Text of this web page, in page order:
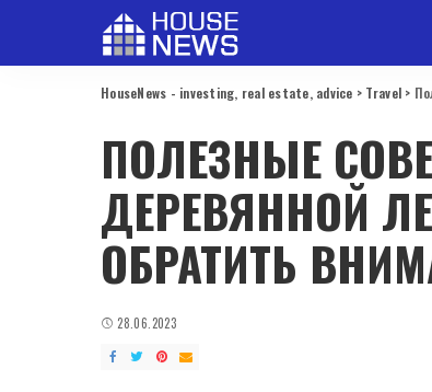
HouseNews - investing, real estate, advice > Travel >
ПОЛЕЗНЫЕ
ДЕРЕВЯННОЙ
ОБРАТИТЬ
28.06.2023